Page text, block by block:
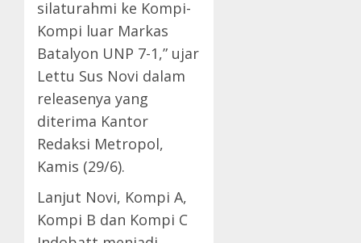
silaturahmi ke Kompi-
Kompi luar Markas
Batalyon UNP 7-1,” ujar
Lettu Sus Novi dalam
releasenya yang
diterima Kantor
Redaksi Metropol,
Kamis (29/6).
Lanjut Novi, Kompi A,
Kompi B dan Kompi C